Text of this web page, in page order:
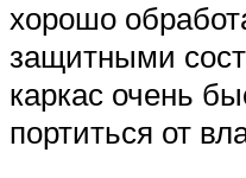
хорошо
защитными
каркас очень
портиться от